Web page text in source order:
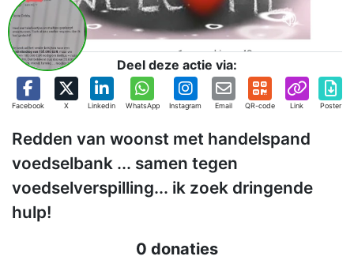
Deel deze actie via:
Facebook X Linkedin WhatsApp Instagram Email QR-code Link Poster
Redden van woonst met handelspand
voedselbank ... samen tegen
voedselverspilling... ik zoek dringende
hulp!
0 donaties